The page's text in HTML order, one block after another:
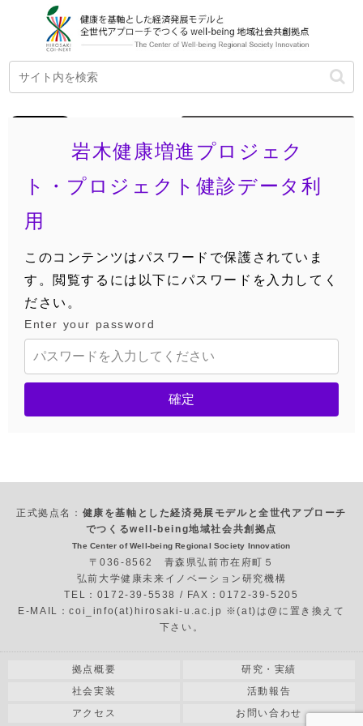
岩木健康増進プロジェク
ト・プロジェクト健診データ利
用
このコンテンツはパスワードで保護されていま
す。閲覧するには以下にパスワードを入力してく
ださい。
Enter your password
確定
正式拠点名： 健康を基軸とした経済発展モデルと全世代アプローチ
でつくるwell-being地域社会共創拠点
The Center of Well-being Regional Society Innovation
〒036-8562 青森県弘前市在府町５
弘前大学健康未来イノベーション研究機構
TEL：0172-39-5538 / FAX：0172-39-5205
E-MAIL：coi_info(at)hirosaki-u.ac.jp ※(at)は@に置き換えて
下さい。
拠点概要
研究・実績
社会実装
活動報告
アクセス
お問い合わせ